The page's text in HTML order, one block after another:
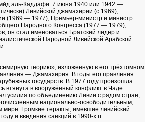
аль-Кадда́фи. 7 июня 1940 или 1942 —
Ливийской джамахирии (с 1969),
(1969 — 1977), Премьер-министр и министр
Народного Конгресса (1977 — 1979);
он стал именоваться Братский лидер и
Народной Ливийской Арабской
теорию», изложенную в его трёхтомном
— Джамахирия. В годы его правления
государств. В 1977 году произошла
втянута в вооружённый конфликт в Чаде.
усилия по объединению Ливии с рядом стран,
национально-освободительным,
Громкие теракты, имевшие ливийский
и введения санкций в 1990-х гг.